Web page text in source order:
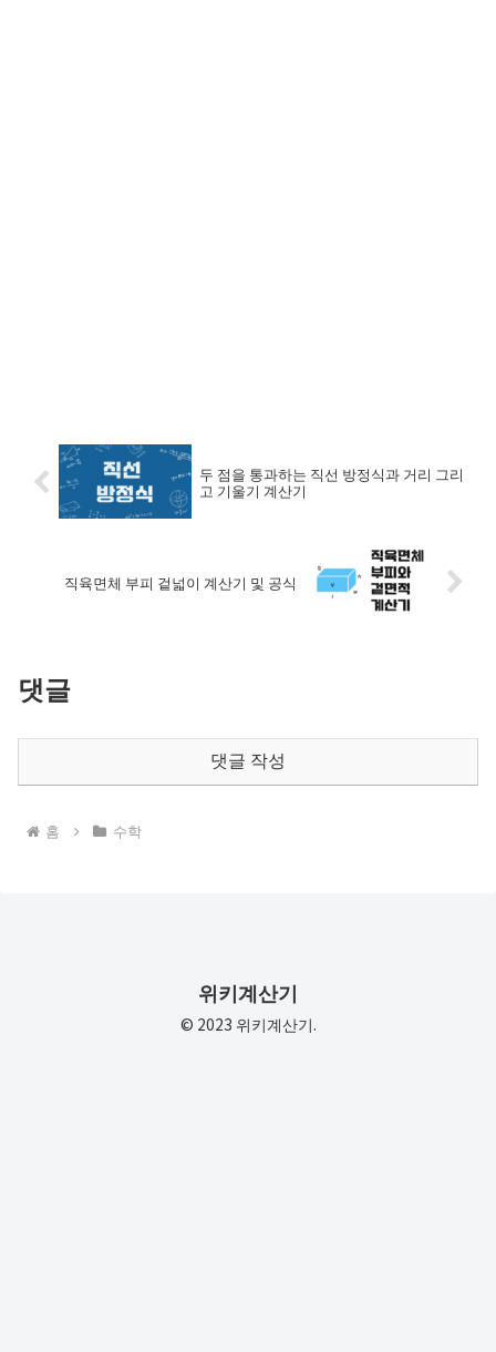
두 점을 통과하는 직선 방정식과 거리 그리
고 기울기 계산기
직육면체 부피 겉넓이 계산기 및 공식
댓글
댓글 작성
홈 수학
위키계산기
© 2023 위키계산기.